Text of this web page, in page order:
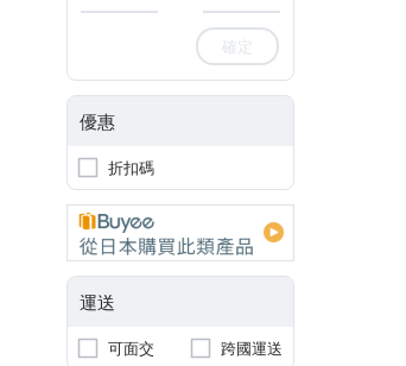
確定
優惠
折扣碼
運送
可面交 跨國運送